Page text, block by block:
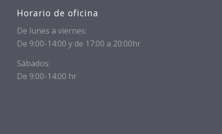
Horario de oficina
De lunes a viernes:
De 9:00-14:00 y de 17:00 a 20:00hr
Sábados:
De 9:00-14:00 hr